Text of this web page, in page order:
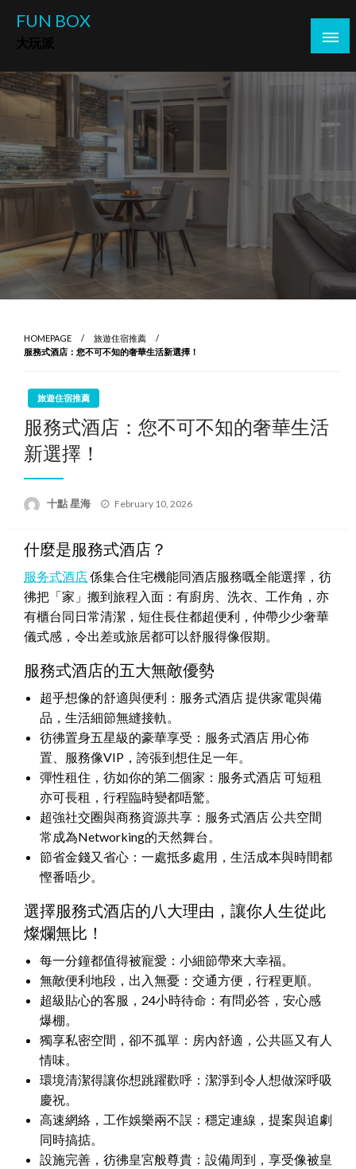
FUN BOX
HOMEPAGE
旅遊住宿推薦
服務式酒店：您不可不知的奢華生活新選擇！
旅遊住宿推薦
服務式酒店：您不可不知的奢華生活
新選擇！
十點 星海
Posted
February 10, 2026
什麼是服務式酒店？
服务式酒店係集合住宅機能同酒店服務嘅全能選擇，彷
彿把「家」搬到旅程入面：有廚房、洗衣、工作角，亦
有櫃台同日常清潔，短住長住都超便利，仲帶少少奢華
儀式感，令出差或旅居都可以舒服得像假期。
服務式酒店的五大無敵優勢
超乎想像的舒適與便利：服务式酒店 提供家電與備
品，生活細節無縫接軌。
彷彿置身五星級的豪華享受：服务式酒店 用心佈
置、服務像VIP，誇張到想住足一年。
彈性租住，彷如你的第二個家：服务式酒店 可短租
亦可長租，行程臨時變都唔驚。
超強社交圈與商務資源共享：服务式酒店 公共空間
常成為Networking的天然舞台。
節省金錢又省心：一處抵多處用，生活成本與時間都
慳番唔少。
選擇服務式酒店的八大理由，讓你人生從此
燦爛無比！
每一分鐘都值得被寵愛：小細節帶來大幸福。
無敵便利地段，出入無憂：交通方便，行程更順。
超級貼心的客服，24小時待命：有問必答，安心感
爆棚。
獨享私密空間，卻不孤單：房內舒適，公共區又有人
情味。
環境清潔得讓你想跳躍歡呼：潔淨到令人想做深呼吸
慶祝。
高速網絡，工作娛樂兩不誤：穩定連線，提案與追劇
同時搞掂。
設施完善，彷彿皇宮般尊貴：設備周到，享受像被皇